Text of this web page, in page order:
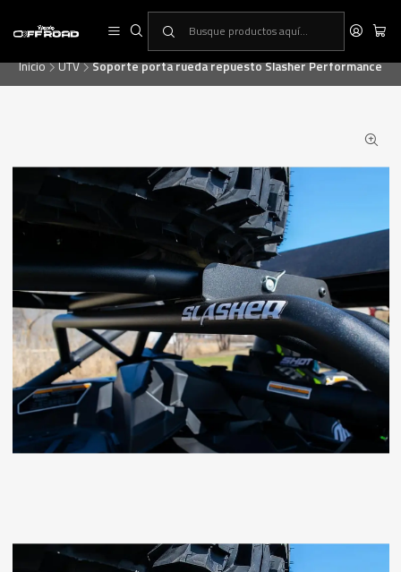
RINCON OFF-ROAD, la primera tienda especialista en equipamiento ATV
& UTV
Inicio
UTV Soporte porta rueda repuesto Slasher Performance